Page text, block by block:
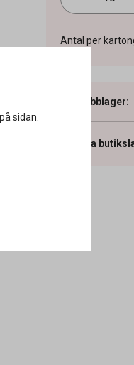
Antal per
Webblager:
Visa
sidan.